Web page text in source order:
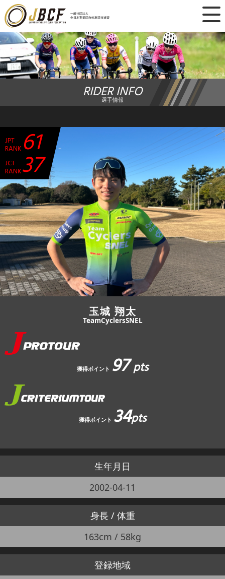
一般社団法人
全日本実業団自転車競技連盟
×
ニュース
レース日程
ランキング
競技ガイド
加盟・登録
エントリー
JBCF ROAD SERIESとは
RIDER INFO
選手情報
JPT
RANK 61
JCT
RANK37
玉城 翔太
TeamCyclersSNEL
獲得ポイント 97pts
獲得ポイント 34pts
生年月日
2002-04-11
身長 / 体重
163cm / 58kg
登録地域